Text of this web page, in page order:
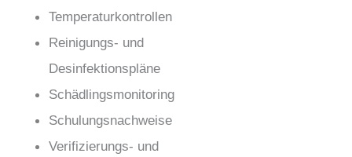
Temperaturkontrollen
Reinigungs- und
Desinfektionspläne
Schädlingsmonitoring
Schulungsnachweise
Verifizierungs- und